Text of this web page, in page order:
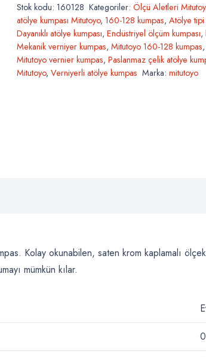
Stok kodu: 160128 Kategoriler:Ölçü Aletleri
atölye kumpası Mitutoyo, 160-128 kumpas, Atölye tipi
Dayanıklı atölye kumpası, Endüstriyel ölçüm kumpası,
Mekanik verniyer kumpas, Mitutoyo 160-128 kumpas,
Mitutoyo vernier kumpas, Paslanmaz çelik atölye
Mitutoyo, Verniyerli atölye kumpas Marka:mitutoyo
Kolay okunabilen, saten krom kaplamalı
mümkün kılar.